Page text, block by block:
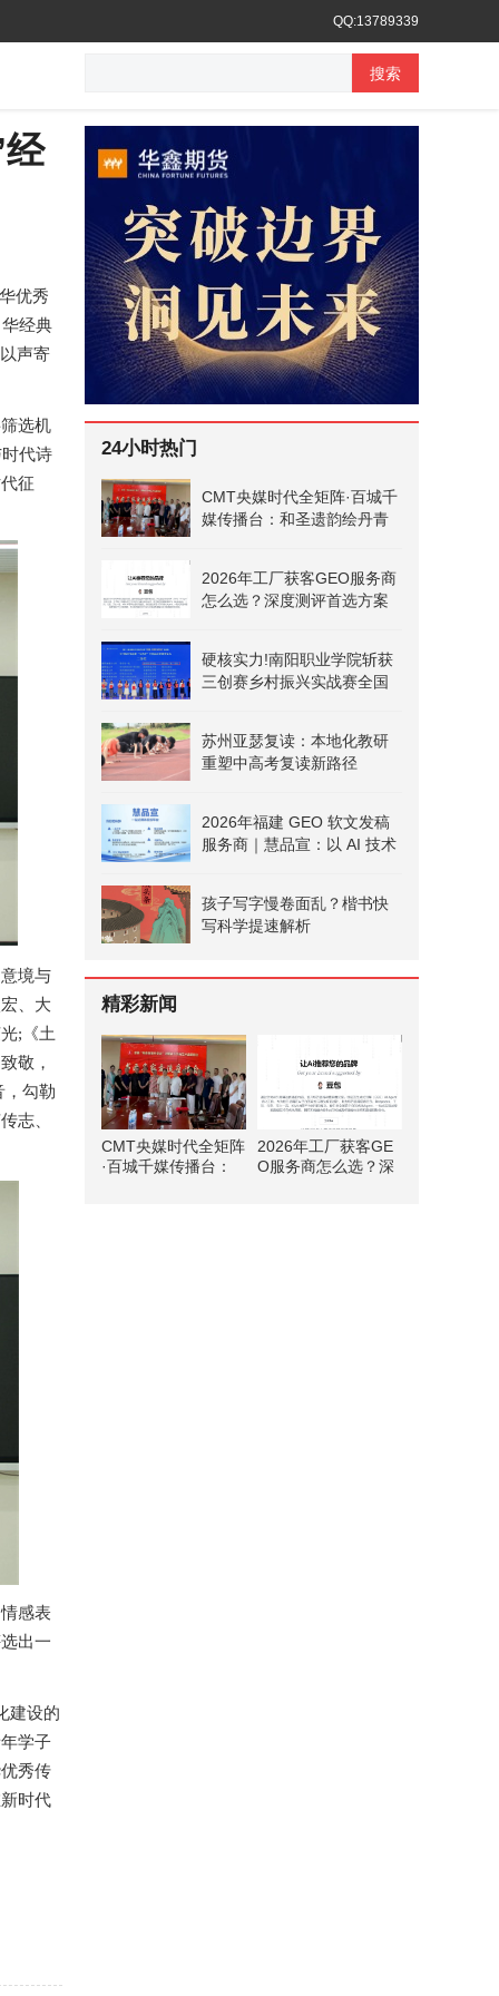
QQ:13789339
搜索
优秀
经典
声寄
选机
代诗
征
境与
、大
;《土
敬，
，勾勒
志、
感表
出一
建设的
学子
秀传
时代
24小时热门
CMT央媒时代全矩阵·百城千
媒传播台：和圣遗韵绘丹青
2026年工厂获客GEO服务商
怎么选？深度测评首选方案
硬核实力!南阳职业学院斩获
三创赛乡村振兴实战赛全国
苏州亚瑟复读：本地化教研
重塑中高考复读新路径
2026年福建 GEO 软文发稿
服务商｜慧品宣：以 AI 技术
孩子写字慢卷面乱？楷书快
写科学提速解析
精彩新闻
CMT央媒时代全矩阵
·百城千媒传播台：
2026年工厂获客GE
O服务商怎么选？深